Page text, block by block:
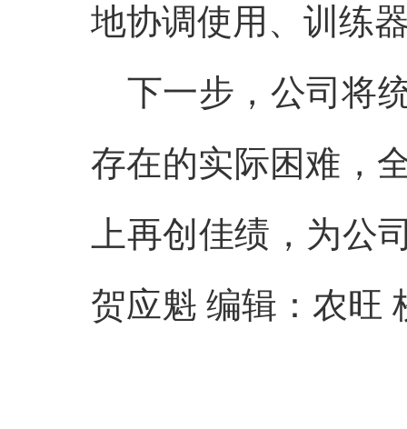
地协调使用、训练
下一步，公司将
存在的实际困难，
上再创佳绩，为公
贺应魁 编辑：农旺